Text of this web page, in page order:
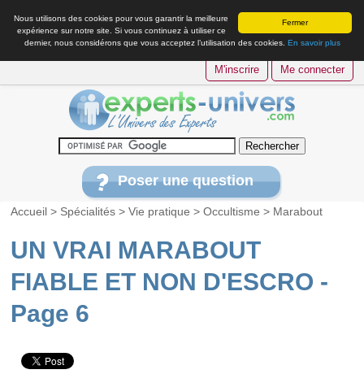
Fermer
Nous utilisons des cookies pour vous garantir la meilleure
expérience sur notre site. Si vous continuez à utiliser ce
dernier, nous considérons que vous acceptez l’utilisation des cookies. En savoir plus
M'inscrire Me connecter
Poser une question
Accueil > Spécialités >Vie pratique >Occultisme > Marabout
UN VRAI MARABOUT
FIABLE ET NON D'ESCRO -
Page 6